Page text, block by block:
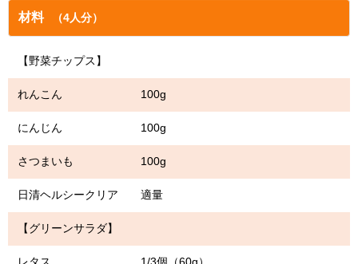
材料 （4人分）
【野菜チップス】
れんこん 100g
にんじん 100g
さつまいも 100g
日清ヘルシークリア 適量
【グリーンサラダ】